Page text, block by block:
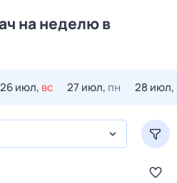
на неделюв
26 июл, вс 27 июл, пн 28 июл,